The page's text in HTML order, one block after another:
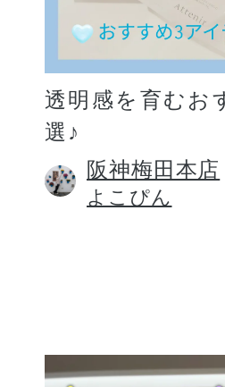
透明感を育むお
選♪
阪神梅田本店
よこぴん